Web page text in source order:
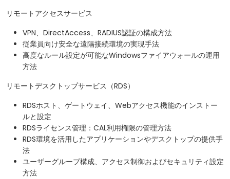
リモートアクセスサービス
VPN、DirectAccess、RADIUS認証の構成方法
従業員向け安全な遠隔接続環境の実現手法
高度なルール設定が可能なWindowsファイアウォールの運用
方法
リモートデスクトップサービス（RDS）
RDSホスト、ゲートウェイ、Webアクセス機能のインストー
ルと設定
RDSライセンス管理：CAL利用権限の管理方法
RDS環境を活用したアプリケーションやデスクトップの提供手
法
ユーザーグループ構成、アクセス制御およびセキュリティ設定
方法